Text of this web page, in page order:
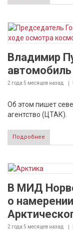
Владимир
автомобиль
2 года 5 месяцев назад
Об этом пишет
агентство (ЦТАК).
Подробнее
В МИД
о
2 года 5 месяцев назад